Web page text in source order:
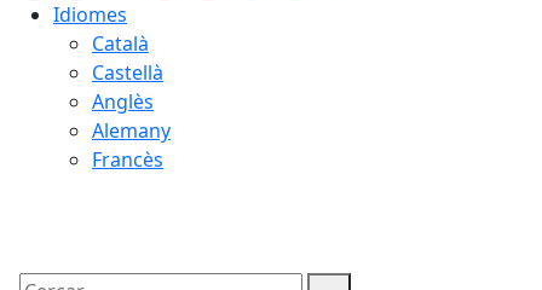
Idiomes
Català
Castellà
Anglès
Alemany
Francès